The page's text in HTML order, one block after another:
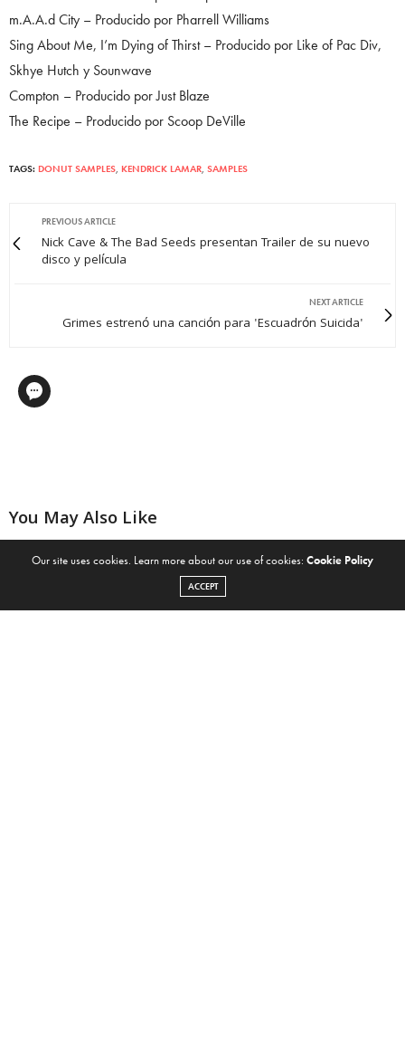
m.A.A.d City – Producido por Pharrell Williams
Sing About Me, I’m Dying of Thirst – Producido por Like of Pac Div,
Skhye Hutch y Sounwave
Compton – Producido por Just Blaze
The Recipe – Producido por Scoop DeVille
TAGS: DONUT SAMPLES, KENDRICK LAMAR, SAMPLES
PREVIOUS ARTICLE
Nick Cave & The Bad Seeds presentan Trailer de su nuevo
disco y película
NEXT ARTICLE
Grimes estrenó una canción para 'Escuadrón Suicida'
You May Also Like
Thundercat estrena una nueva
Te invito a mi fiestita: Obama
festejó su cumpleaños con
Our site uses cookies. Learn more about our use of cookies: Cookie Policy
ACCEPT